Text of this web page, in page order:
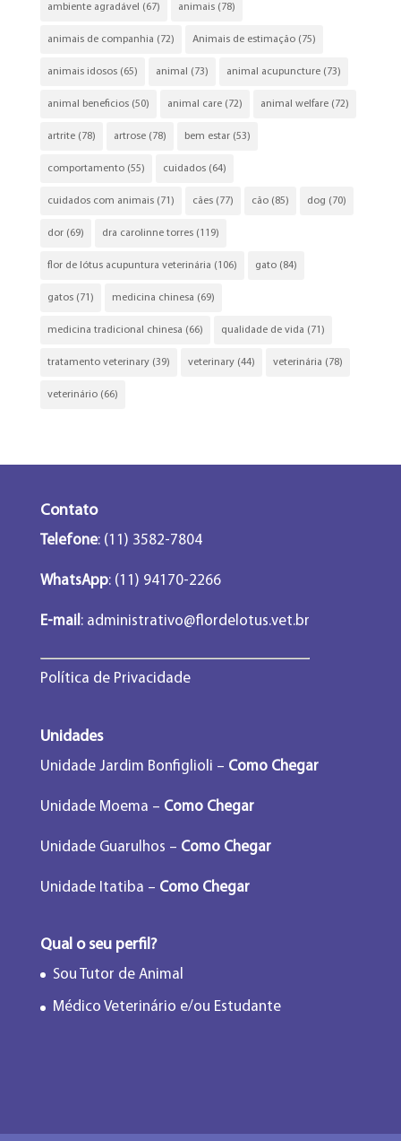
ambiente agradável (67) animais(78)
animais de companhia (72) Animais de estimação(75)
animais idosos(65) animal (73) animal acupuncture(73)
animal beneficios(50) animal care(72) animal welfare(72)
artrite(78) artrose(78) bem estar(53)
comportamento(55) cuidados(64)
cuidados com animais(71) cães(77) cão(85) dog (70)
dor(69) dra carolinne torres(119)
flor de lótus acupuntura veterinária (106) gato(84)
gatos(71) medicina chinesa (69)
medicina tradicional chinesa (66) qualidade de vida (71)
tratamento veterinary(39) veterinary(44) veterinária (78)
veterinário(66)
Contato
Telefone: (11) 3582-7804
WhatsApp: (11) 94170-2266
E-mail :administrativo@flordelotus.vet.br
Política de Privacidade
Unidades
Unidade Jardim Bonfiglioli – Como Chegar
Unidade Moema – Como Chegar
Unidade Guarulhos – Como Chegar
Unidade Itatiba – Como Chegar
Qual o seu perfil?
Sou Tutor de Animal
Médico Veterinário e/ou Estudante